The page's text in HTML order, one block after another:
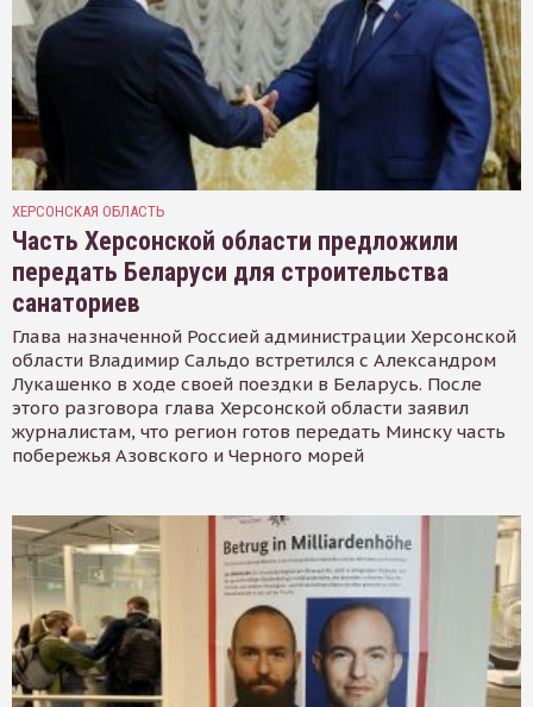
ХЕРСОНСКАЯ ОБЛАСТЬ
Часть Херсонской области предложили
передать Беларуси для строительства
санаториев
Глава назначенной Россией администрации Херсонской
области Владимир Сальдо встретился с Александром
Лукашенко в ходе своей поездки в Беларусь. После
этого разговора глава Херсонской области заявил
журналистам, что регион готов передать Минску часть
побережья Азовского и Черного морей